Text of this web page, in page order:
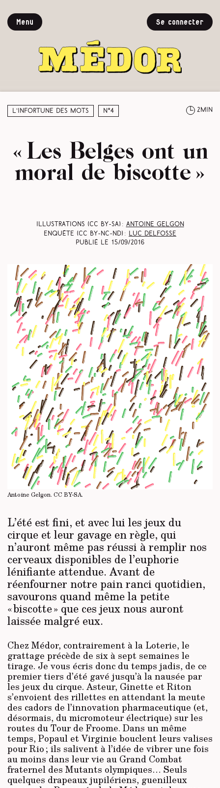
Menu Se connecter
L’infortune des mots N°4 2min
« Les Belges ont un
moral de biscotte »
Illustrations (CC BY-SA) : Antoine Gelgon
Enquête (CC BY-NC-ND) :
Luc Delfosse
Publié le 15/09/2016
Antoine Gelgon. CC BY-SA.
L’été est fini, et avec lui les jeux du
cirque et leur gavage en règle, qui
n’auront même pas réussi à remplir nos
cerveaux disponibles de l’euphorie
lénifiante attendue. Avant de
réenfourner notre pain ranci quotidien,
savourons quand même la petite
« biscotte » que ces jeux nous auront
laissée malgré eux.
Chez Médor, contrairement à la Loterie, le
grattage précède de six à sept semaines le
tirage. Je vous écris donc du temps jadis, de ce
premier tiers d’été gavé jusqu’à la nausée par
les jeux du cirque. Asteur, Ginette et Riton
s’envoient des rillettes en attendant la meute
des cadors de l’innovation pharmaceutique (et,
désormais, du micromoteur électrique) sur les
routes du Tour de Froome. Dans un même
temps, Popaul et Virginie bouclent leurs valises
pour Rio ; ils salivent à l’idée de vibrer une fois
au moins dans leur vie au Grand Combat
fraternel des Mutants olympiques… Seuls
quelques drapeaux jupilériens, guenilleux